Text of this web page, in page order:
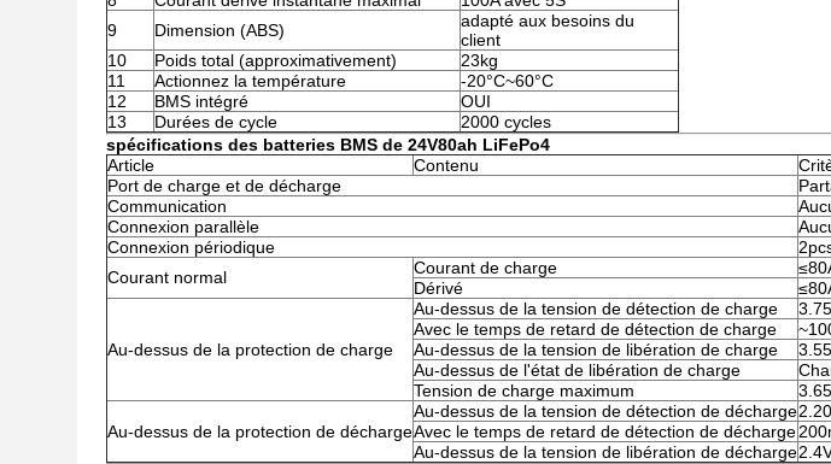
9
Dimension (ABS)
adapté aux besoins du
client
10
Poids total (approximativement)
23kg
11
Actionnez la température
-20°C~60°C
12
BMS intégré
OUI
13
Durées de cycle
2000 cycles
spécifications des batteries BMS de 24V80ah LiFePo4
Article
Contenu
Port de charge et de décharge
Communication
Connexion parallèle
Connexion périodique
Courant normal
Courant de charge
Dérivé
Au-dessus de la protection de charge
Au-dessus de la tension de détection de charge
Avec le temps de retard de détection de charge
Au-dessus de la tension de libération de charge
Au-dessus de l'état de libération de charge
Tension de charge maximum
Au-dessus de la protection de décharge
Au-dessus de la tension de détection de décharge
Avec le temps de retard de détection de décharge
Au-dessus de la tension de libération de décharge